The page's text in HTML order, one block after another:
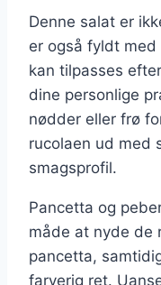
Denne salat er
er også fyldt
kan tilpasses
dine personlige
nødder eller frø
rucolaen ud med
smagsprofil.
Pancetta og
måde at nyde de
pancetta,
farverig ret.